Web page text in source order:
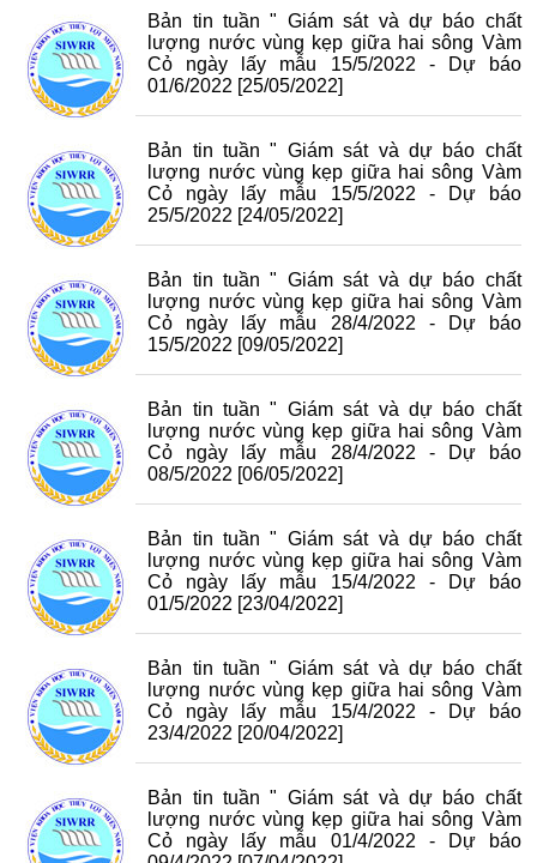
Bản tin tuần " Giám sát và dự báo chất
lượng nước vùng kẹp giữa hai sông Vàm
Cỏ ngày lấy mẫu 15/5/2022 - Dự báo
01/6/2022 [25/05/2022]
Bản tin tuần " Giám sát và dự báo chất
lượng nước vùng kẹp giữa hai sông Vàm
Cỏ ngày lấy mẫu 15/5/2022 - Dự báo
25/5/2022 [24/05/2022]
Bản tin tuần " Giám sát và dự báo chất
lượng nước vùng kẹp giữa hai sông Vàm
Cỏ ngày lấy mẫu 28/4/2022 - Dự báo
15/5/2022 [09/05/2022]
Bản tin tuần " Giám sát và dự báo chất
lượng nước vùng kẹp giữa hai sông Vàm
Cỏ ngày lấy mẫu 28/4/2022 - Dự báo
08/5/2022 [06/05/2022]
Bản tin tuần " Giám sát và dự báo chất
lượng nước vùng kẹp giữa hai sông Vàm
Cỏ ngày lấy mẫu 15/4/2022 - Dự báo
01/5/2022 [23/04/2022]
Bản tin tuần " Giám sát và dự báo chất
lượng nước vùng kẹp giữa hai sông Vàm
Cỏ ngày lấy mẫu 15/4/2022 - Dự báo
23/4/2022 [20/04/2022]
Bản tin tuần " Giám sát và dự báo chất
lượng nước vùng kẹp giữa hai sông Vàm
Cỏ ngày lấy mẫu 01/4/2022 - Dự báo